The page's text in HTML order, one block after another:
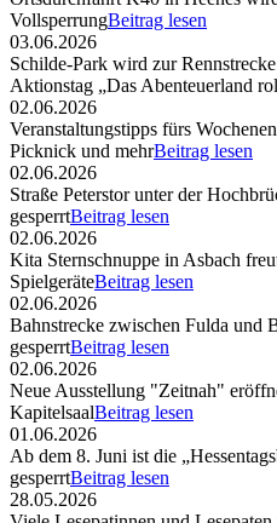
VollsperrungBeitrag lesen
03.06.2026
Schilde-Park wird zur
Aktionstag „Das Abenteuerland
02.06.2026
Veranstaltungstipps fürs
Picknick und mehrBeitrag lesen
02.06.2026
Straße Peterstor unter der
gesperrtBeitrag lesen
02.06.2026
Kita Sternschnuppe in Asbach
SpielgeräteBeitrag lesen
02.06.2026
Bahnstrecke zwischen Fulda und
gesperrtBeitrag lesen
02.06.2026
Neue Ausstellung "Zeitnah"
KapitelsaalBeitrag lesen
01.06.2026
Ab dem 8. Juni ist die
gesperrtBeitrag lesen
28.05.2026